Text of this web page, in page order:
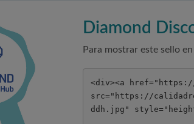
Diamond
Para mostrar este sello